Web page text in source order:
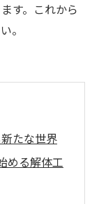
す。これから
。
たな世界
める解体工